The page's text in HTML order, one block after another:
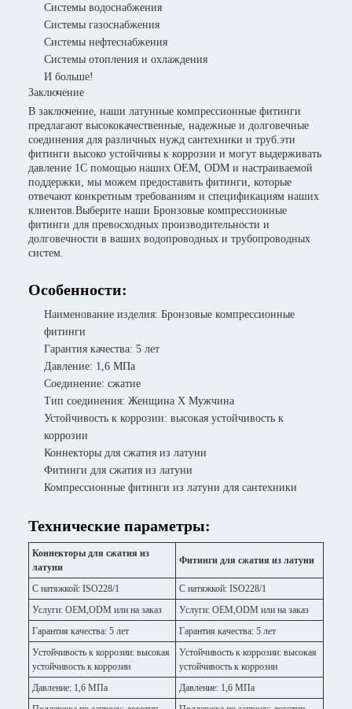
Системы водоснабжения
Системы газоснабжения
Системы нефтеснабжения
Системы отопления и охлаждения
И больше!
Заключение
В заключение, наши латунные компрессионные фитинги
предлагают высококачественные, надежные и долговечные
соединения для различных нужд сантехники и труб.эти
фитинги высоко устойчивы к коррозии и могут выдерживать
давление 1С помощью наших OEM, ODM и настраиваемой
поддержки, мы можем предоставить фитинги, которые
отвечают конкретным требованиям и спецификациям наших
клиентов.Выберите наши Бронзовые компрессионные
фитинги для превосходных производительности и
долговечности в ваших водопроводных и трубопроводных
систем.
Особенности:
Наименование изделия: Бронзовые компрессионные
фитинги
Гарантия качества: 5 лет
Давление: 1,6 МПа
Соединение: сжатие
Тип соединения: Женщина X Мужчина
Устойчивость к коррозии: высокая устойчивость к
коррозии
Коннекторы для сжатия из латуни
Фитинги для сжатия из латуни
Компрессионные фитинги из латуни для сантехники
Технические параметры:
Коннекторы для сжатия из
латуни
Фитинги для сжатия из латуни
С натяжкой: ISO228/1
С натяжкой: ISO228/1
Услуги: OEM,ODM или на заказ
Услуги: OEM,ODM или на заказ
Гарантия качества: 5 лет
Гарантия качества: 5 лет
Устойчивость к коррозии: высокая
устойчивость к коррозии
Устойчивость к коррозии: высокая
устойчивость к коррозии
Давление: 1,6 МПа
Давление: 1,6 МПа